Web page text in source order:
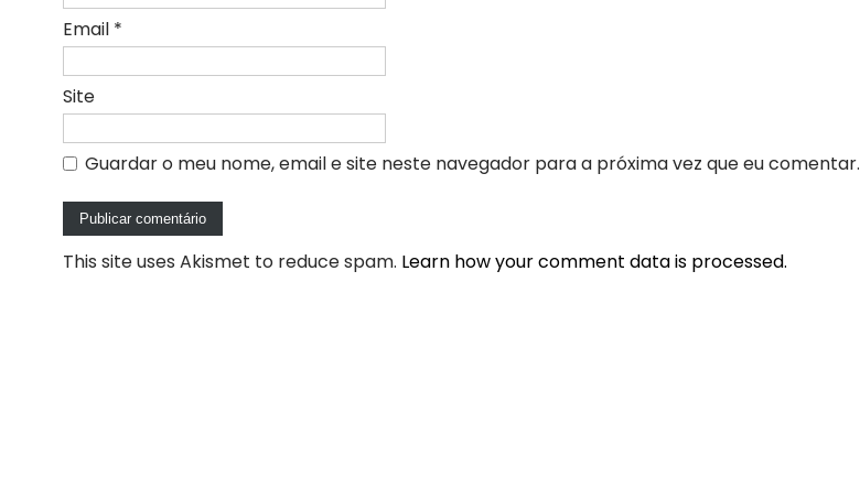
Email *
Site
Guardar o meu nome, email e site neste navegador para a próxima vez que eu comentar.
This site uses Akismet to reduce spam. Learn how your comment data is processed.